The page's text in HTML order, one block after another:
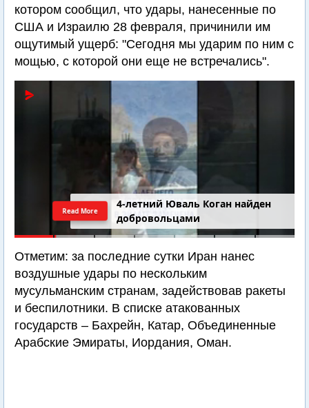
котором сообщил, что удары, нанесенные по
США и Израилю 28 февраля, причинили им
ощутимый ущерб: "Сегодня мы ударим по ним с
мощью, с которой они еще не встречались".
4-летний Юваль Коган найден
добровольцами
Read More
Отметим: за последние сутки Иран нанес
воздушные удары по нескольким
мусульманским странам, задействовав ракеты
и беспилотники. В списке атакованных
государств – Бахрейн, Катар, Объединенные
Арабские Эмираты, Иордания, Оман.